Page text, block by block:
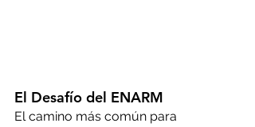
El Desafío del ENARM
El camino más común para